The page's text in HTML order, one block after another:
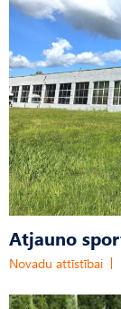
Atjauno
Novadu attīstībai